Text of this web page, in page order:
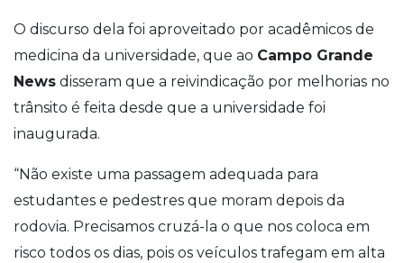
O discurso dela foi aproveitado por acadêmicos de
medicina da universidade, que ao Campo Grande
News disseram que a reivindicação por melhorias no
trânsito é feita desde que a universidade foi
inaugurada.
“Não existe uma passagem adequada para
estudantes e pedestres que moram depois da
rodovia. Precisamos cruzá-la o que nos coloca em
risco todos os dias, pois os veículos trafegam em alta